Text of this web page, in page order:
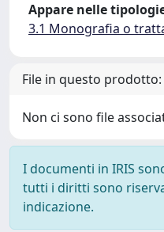
Appare nelle
3.1 Monografia o
File in questo prodotto:
Non ci sono file
I documenti in IRIS
tutti i diritti sono
indicazione.